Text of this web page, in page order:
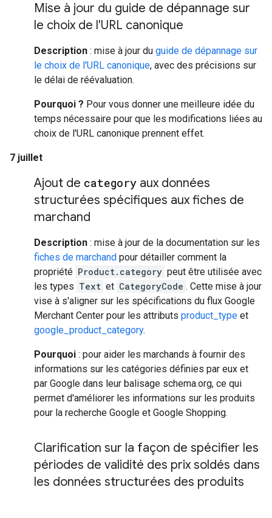
Mise à jour du guide de dépannage sur
le choix de l'URL canonique
Description : mise à jour du guide de dépannage sur
le choix de l'URL canonique, avec des précisions sur
le délai de réévaluation.
Pourquoi ? Pour vous donner une meilleure idée du
temps nécessaire pour que les modifications liées au
choix de l'URL canonique prennent effet.
7 juillet
Ajout de category aux données
structurées spécifiques aux fiches de
marchand
Description : mise à jour de la documentation sur les
fiches de marchand pour détailler comment la
propriété Product.category peut être utilisée avec
les types Text et CategoryCode . Cette mise à jour
vise à s'aligner sur les spécifications du flux Google
Merchant Center pour les attributs product_type et
google_product_category.
Pourquoi : pour aider les marchands à fournir des
informations sur les catégories définies par eux et
par Google dans leur balisage schema.org, ce qui
permet d'améliorer les informations sur les produits
pour la recherche Google et Google Shopping.
Clarification sur la façon de spécifier les
périodes de validité des prix soldés dans
les données structurées des produits